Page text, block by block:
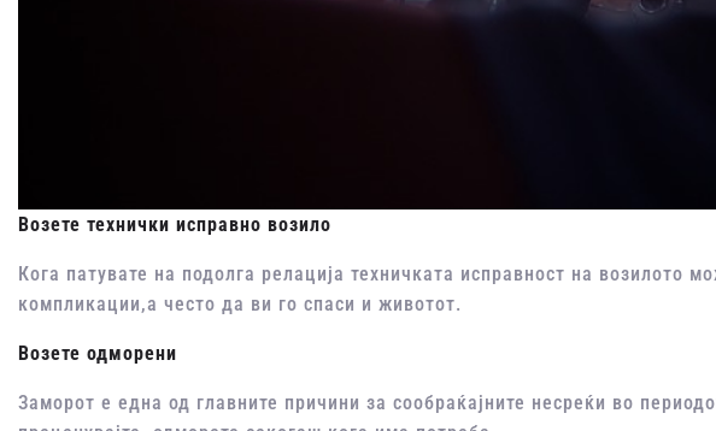
Возете технички исправно возило
Кога патувате на подолга релација техничката исправност на возилото
компликации,а често да ви го спаси и животот.
Возете одморени
Заморот е една од главните причини за сообраќајните несреќи во